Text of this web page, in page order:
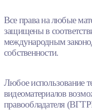
Все права на любые
защищены в
международным
собственности.
Любое использование
видеоматериалов
правообладателя